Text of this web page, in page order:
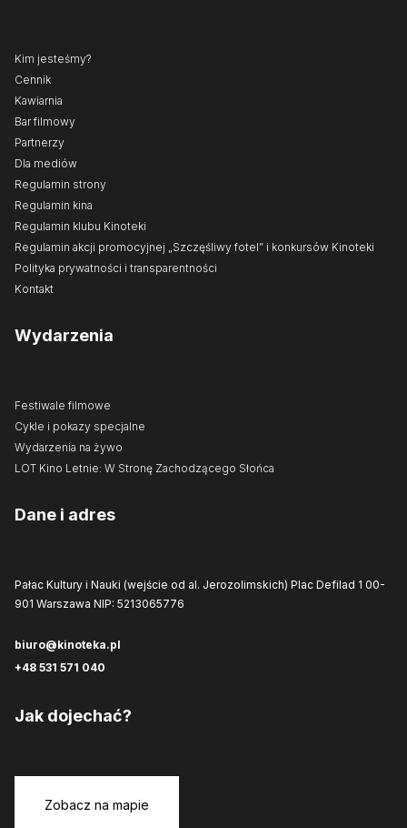
Kim jesteśmy?
Cennik
Kawiarnia
Bar filmowy
Partnerzy
Dla mediów
Regulamin strony
Regulamin kina
Regulamin klubu Kinoteki
Regulamin akcji promocyjnej „Szczęśliwy fotel” i konkursów Kinoteki
Polityka prywatności i transparentności
Kontakt
Wydarzenia
Festiwale filmowe
Cykle i pokazy specjalne
Wydarzenia na żywo
LOT Kino Letnie: W Stronę Zachodzącego Słońca
Dane i adres
Pałac Kultury i Nauki (wejście od al. Jerozolimskich) Plac Defilad 1 00-
901 Warszawa NIP: 5213065776
biuro@kinoteka.pl
+48 531 571 040
Jak dojechać?
Zobacz na mapie